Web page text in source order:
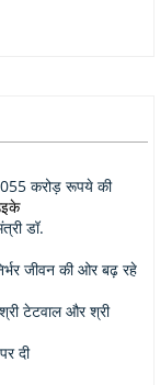
करोड़ रूपये की
डॉ.
जीवन की ओर बढ़ रहे
टेटवाल और श्री
दी